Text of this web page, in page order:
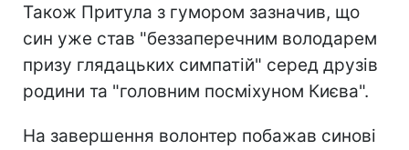
Також Притула з гумором зазначив, що
син уже став "беззаперечним володарем
призу глядацьких симпатій" серед друзів
родини та "головним посміхуном Києва".
На завершення волонтер побажав синові